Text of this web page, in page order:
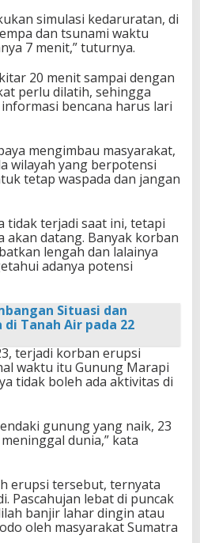
simulasi kedaruratan, di
dan tsunami waktu
7 menit,” tuturnya.
20 menit sampai dengan
perlu dilatih, sehingga
bencana harus lari
mengimbau masyarakat,
wilayah yang berpotensi
tetap waspada dan jangan
tidak terjadi saat ini, tetapi
akan datang. Banyak korban
lengah dan lalainya
adanya potensi
Situasi dan
di Tanah Air pada 22
terjadi korban erupsi
waktu itu Gunung Marapi
tidak boleh ada aktivitas di
gunung yang naik, 23
dunia,” kata
erupsi tersebut, ternyata
Pascahujan lebat di puncak
banjir lahar dingin atau
oleh masyarakat Sumatra